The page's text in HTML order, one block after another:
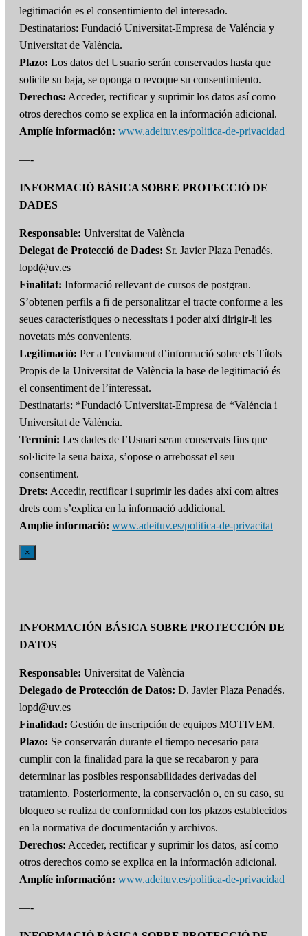
legitimación es el consentimiento del interesado.
Destinatarios: Fundació Universitat-Empresa de Valéncia y
Universitat de València.
Plazo: Los datos del Usuario serán conservados hasta que
solicite su baja, se oponga o revoque su consentimiento.
Derechos: Acceder, rectificar y suprimir los datos así como
otros derechos como se explica en la información adicional.
Amplíe información: www.adeituv.es/politica-de-privacidad
—-
INFORMACIÓ BÀSICA SOBRE PROTECCIÓ DE
DADES
Responsable: Universitat de València
Delegat de Protecció de Dades: Sr. Javier Plaza Penadés.
lopd@uv.es
Finalitat: Informació rellevant de cursos de postgrau.
S’obtenen perfils a fi de personalitzar el tracte conforme a les
seues característiques o necessitats i poder així dirigir-li les
novetats més convenients.
Legitimació: Per a l’enviament d’informació sobre els Títols
Propis de la Universitat de València la base de legitimació és
el consentiment de l’interessat.
Destinataris: *Fundació Universitat-Empresa de *Valéncia i
Universitat de València.
Termini: Les dades de l’Usuari seran conservats fins que
sol·licite la seua baixa, s’opose o arrebossat el seu
consentiment.
Drets: Accedir, rectificar i suprimir les dades així com altres
drets com s’explica en la informació addicional.
Amplie informació: www.adeituv.es/politica-de-privacitat
×
INFORMACIÓN BÁSICA SOBRE PROTECCIÓN DE
DATOS
Responsable: Universitat de València
Delegado de Protección de Datos: D. Javier Plaza Penadés.
lopd@uv.es
Finalidad: Gestión de inscripción de equipos MOTIVEM.
Plazo: Se conservarán durante el tiempo necesario para
cumplir con la finalidad para la que se recabaron y para
determinar las posibles responsabilidades derivadas del
tratamiento. Posteriormente, la conservación o, en su caso, su
bloqueo se realiza de conformidad con los plazos establecidos
en la normativa de documentación y archivos.
Derechos: Acceder, rectificar y suprimir los datos, así como
otros derechos como se explica en la información adicional.
Amplíe información: www.adeituv.es/politica-de-privacidad
—-